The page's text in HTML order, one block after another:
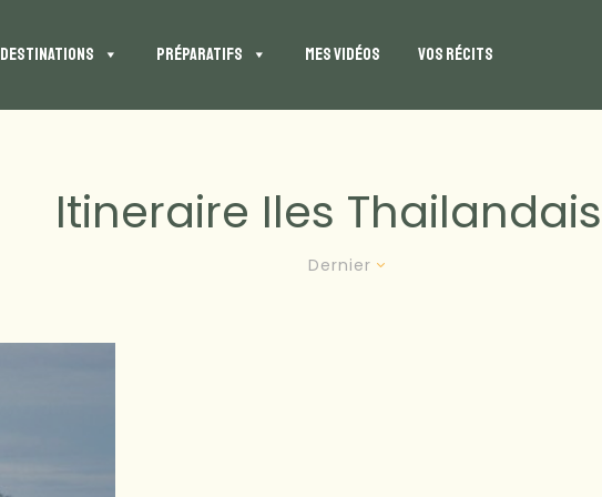
DESTINATIONS PRÉPARATIFS MES VIDÉOS VOS RÉCITS
Itineraire Iles
Dernier